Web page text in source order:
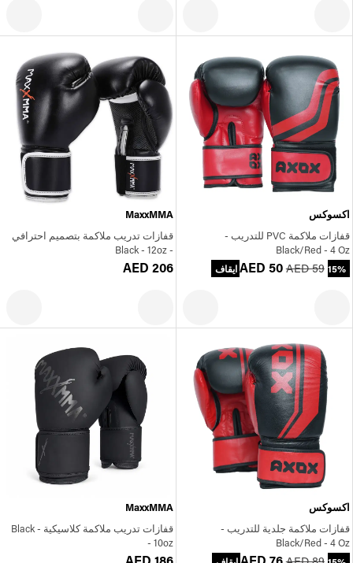
اكسوكس
قفازات ملاكمة PVC للتدريب -
Black/Red - 4 Oz
AED 50 AED 59 15% ايقاف
MaxxMMA
قفازات تدريب ملاكمة بتصميم احترافي
- Black - 12oz
AED 206
اكسوكس
قفازات ملاكمة جلدية للتدريب -
Black/Red - 4 Oz
MaxxMMA
قفازات تدريب ملاكمة كلاسيكية - Black
- 10oz